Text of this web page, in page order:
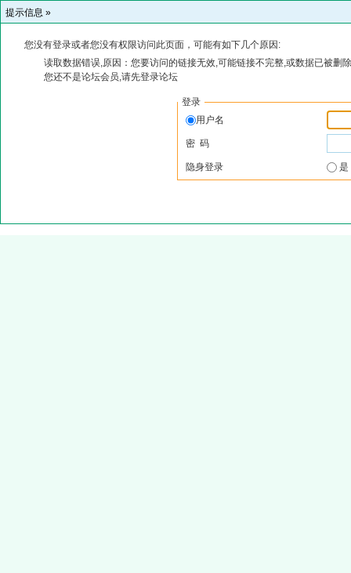
提示信息 »
您没有登录或者您没有权限访问此页面，可能有如下几个原因:
读取数据错误,原因：您要访问的链接无效,可能链接不完整,或数据已被删
您还不是论坛会员,请先登录论坛
登录
用户名
密 码
隐身登录